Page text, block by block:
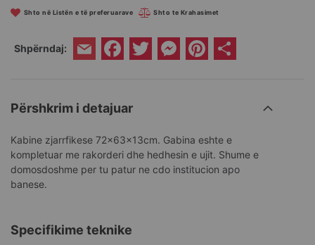
Shto në Listën e të preferuarave Shto te Krahasimet
Shpërndaj: Email Facebook
Twitter Messenger
Pinterest
Përshkrim i detajuar
Kabine zjarrfikese 72x63x13cm. Gabina eshte e
kompletuar me rakorderi dhe hedhesin e ujit. Shume e
domosdoshme per tu patur ne cdo institucion apo
banese.
Specifikime teknike